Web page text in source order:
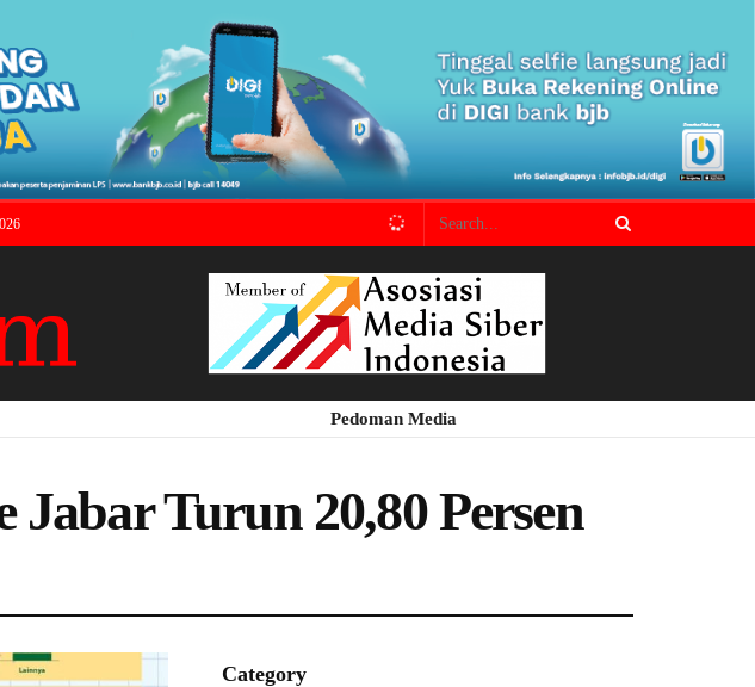
Pedoman Media
Turun 20,80 Persen
Category